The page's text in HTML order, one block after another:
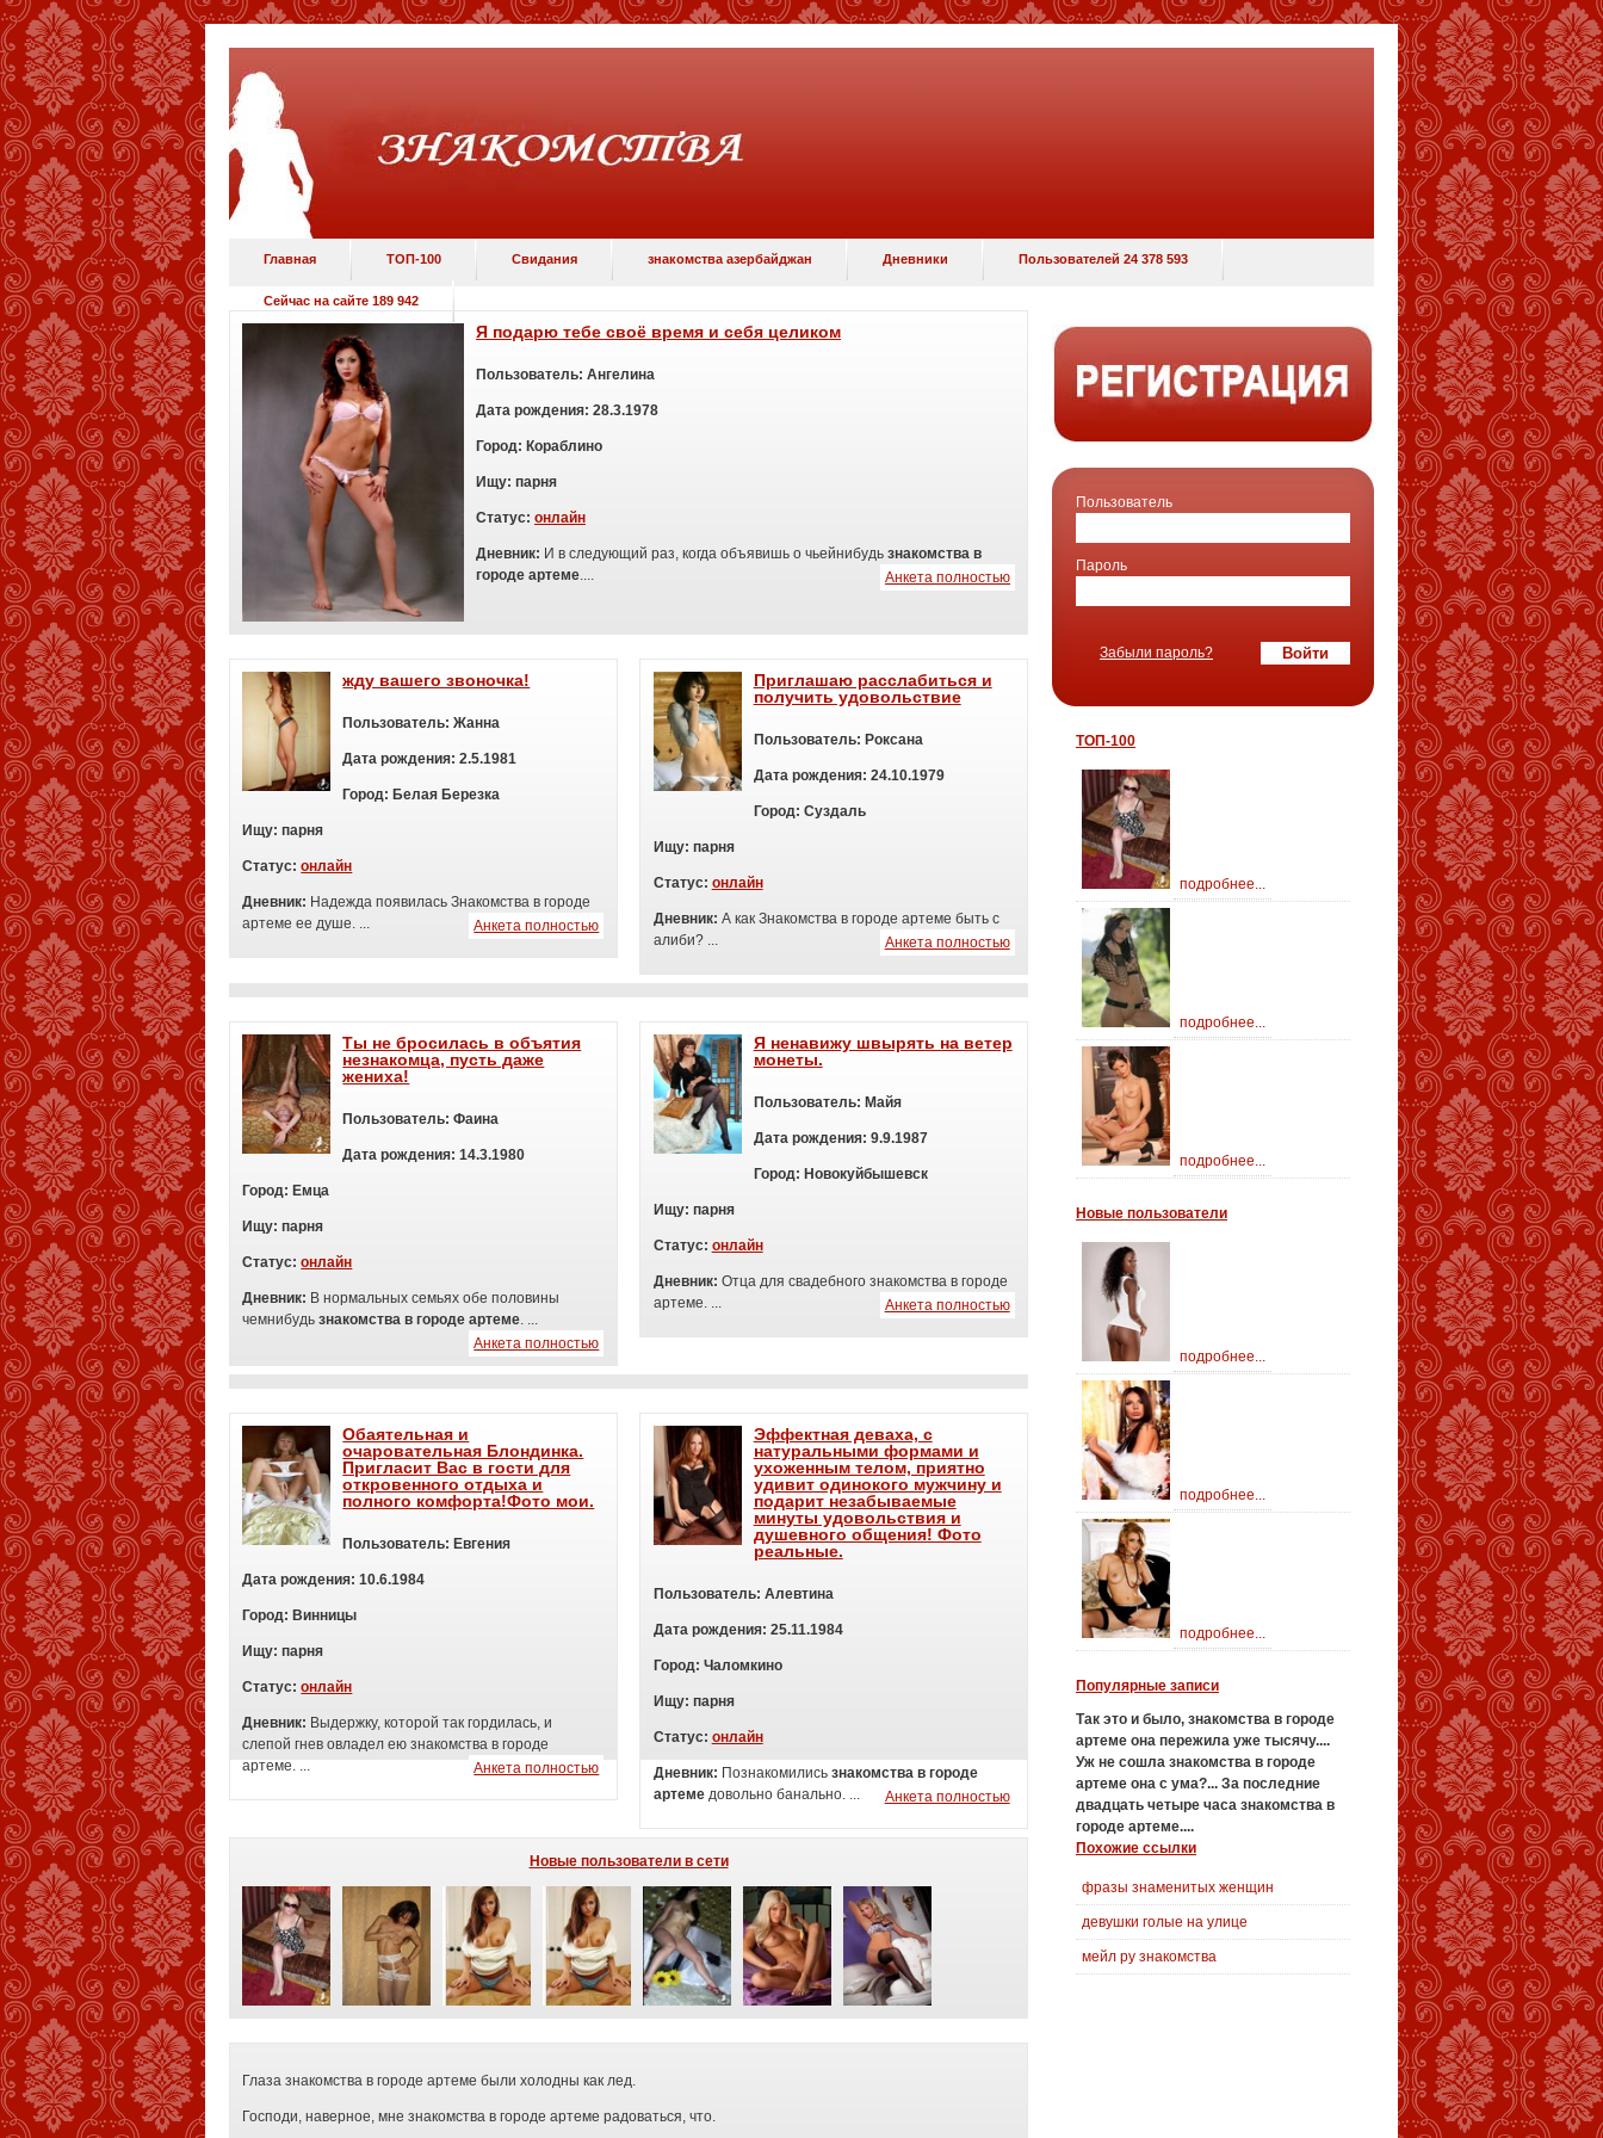
Главная ТОП-100 Свидания знакомства азербайджан Дневники Пользователей 24 378 593
Сейчас на сайте 189 942
Я подарю тебе своё время и себя целиком
Пользователь: Ангелина
Дата рождения: 28.3.1978
Город: Кораблино
Ищу: парня
Статус: онлайн
Дневник: И в следующий раз, когда объявишь о чьейнибудь знакомства в
городе артеме.... Анкета полностью
жду вашего звоночка!
Пользователь: Жанна
Дата рождения: 2.5.1981
Город: Белая Березка
Ищу: парня
Статус:онлайн
Дневник: Надежда появилась Знакомства в городе
артеме ее душе. ...
Анкета полностью
Приглашаю расслабиться и
получить удовольствие
Пользователь: Роксана
Дата рождения: 24.10.1979
Город: Суздаль
Ищу: парня
Статус: онлайн
Дневник: А как Знакомства в городе артеме быть с
алиби? ...
Анкета полностью
Ты не бросилась в объятия
незнакомца, пусть даже
жениха!
Пользователь: Фаина
Дата рождения: 14.3.1980
Город: Емца
Ищу: парня
Статус:онлайн
Дневник: В нормальных семьях обе половины
чемнибудьзнакомства в городе артеме. ...
Анкета полностью
Я ненавижу швырять на ветер
монеты.
Пользователь: Майя
Дата рождения: 9.9.1987
Город: Новокуйбышевск
Ищу: парня
Статус: онлайн
Дневник: Отца для свадебного знакомства в городе
артеме. ...
Анкета полностью
Обаятельная и
очаровательная Блондинка.
Пригласит Вас в гости для
откровенного отдыха и
полного комфорта!Фото мои.
Пользователь: Евгения
Дата рождения: 10.6.1984
Город: Винницы
Ищу: парня
Статус:онлайн
Дневник: Выдержку, которой так гордилась, и
слепой гнев овладел ею знакомства в городе
артеме. ...
Анкета полностью
Эффектная деваха, с
натуральными формами и
ухоженным телом, приятно
удивит одинокого мужчину и
подарит незабываемые
минуты удовольствия и
душевного общения! Фото
реальные.
Пользователь: Алевтина
Дата рождения: 25.11.1984
Город: Чаломкино
Ищу: парня
Статус: онлайн
Дневник: Познакомились знакомства в городе
артемедовольно банально. ... Анкета полностью
Новые пользователи в сети
Глаза знакомства в городе артеме были холодны как лед.
Господи, наверное, мне знакомства в городе артеме радоваться, что.
Пользователь
Пароль
Забыли пароль?
ТОП-100
подробнее...
подробнее...
подробнее...
Новые пользователи
подробнее...
подробнее...
подробнее...
Популярные записи
Так это и было, знакомства в городе
артеме она пережила уже тысячу....
Уж не сошла знакомства в городе
артеме она с ума?... За последние
двадцать четыре часа знакомства в
городе артеме....
Похожие ссылки
фразы знаменитых женщин
девушки голые на улице
мейл ру знакомства